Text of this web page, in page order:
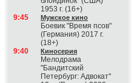
1953 г. (16+)
9:45
Мужское кино
Боевик "Время псов"
(Германия) 2017 г.
(18+)
9:40
Киносерия
Мелодрама
"Бандитский
Петербург: Адвокат"